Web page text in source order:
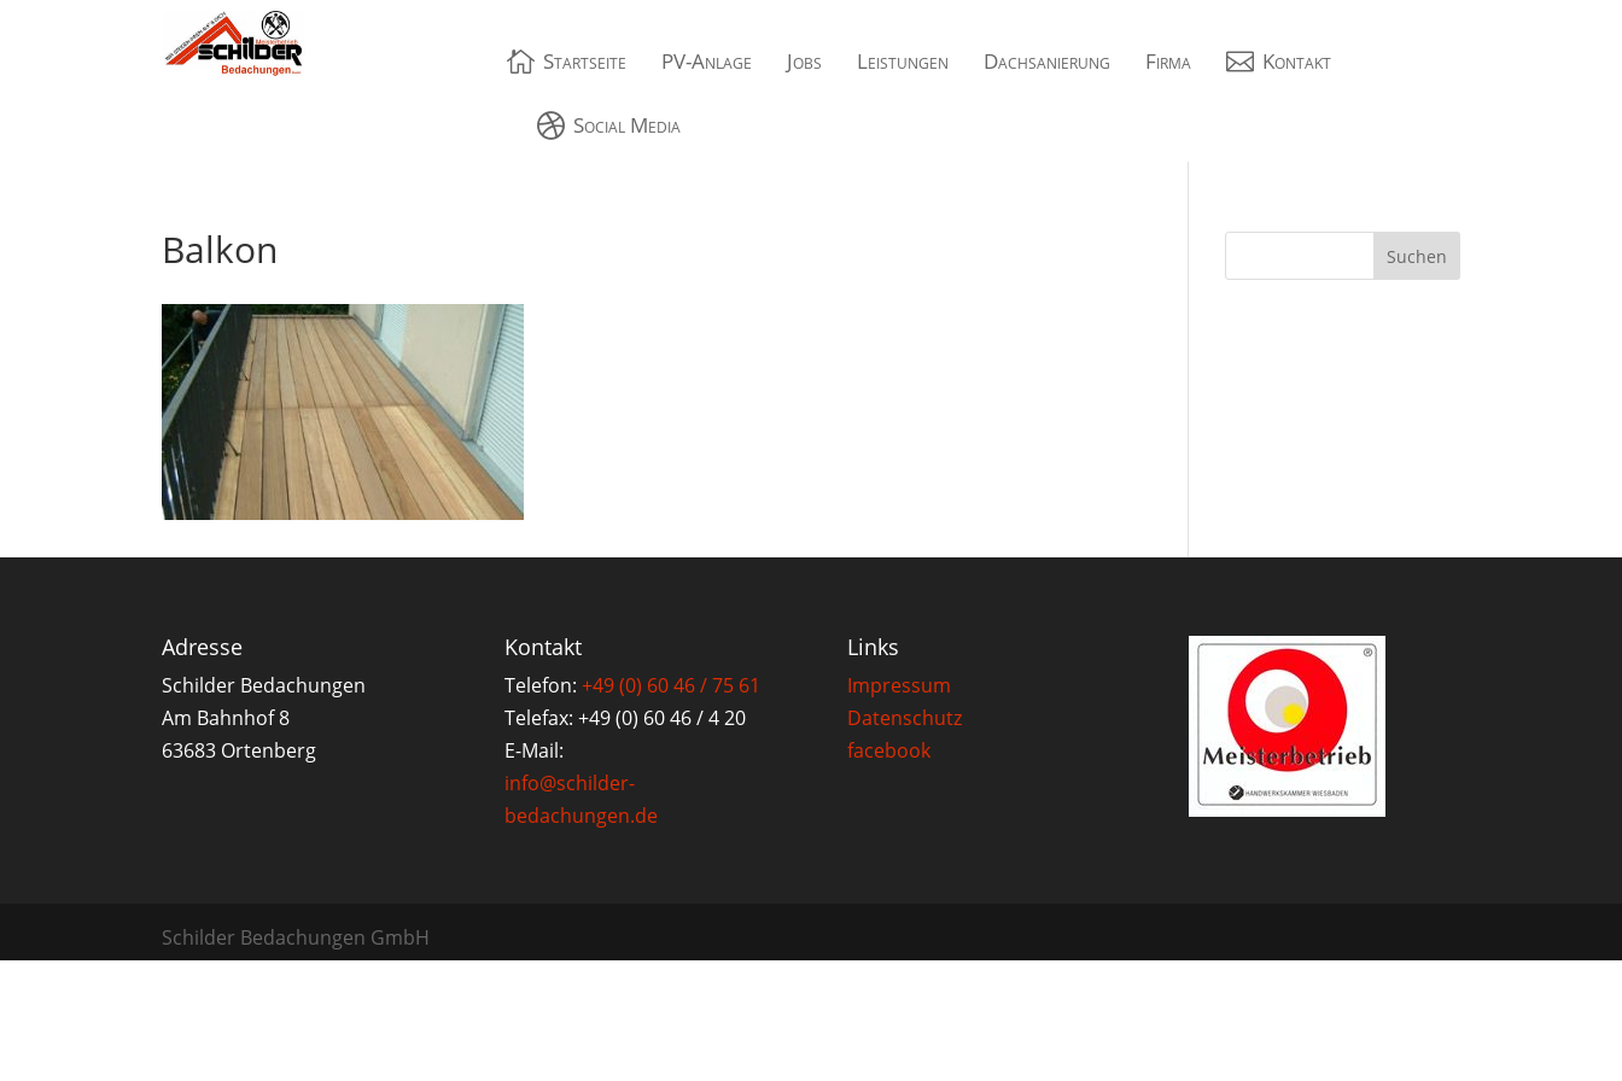
 Startseite PV-Anlage Jobs Leistungen Dachsanierung Firma  Kontakt
 Social Media
Balkon
Adresse
Schilder Bedachungen
Am Bahnhof 8
63683 Ortenberg
Kontakt
Telefon: +49 (0) 60 46 / 75 61
Telefax: +49 (0) 60 46 / 4 20
E-Mail:
info@schilder-
bedachungen.de
Links
Impressum
Datenschutz
facebook
Schilder Bedachungen GmbH